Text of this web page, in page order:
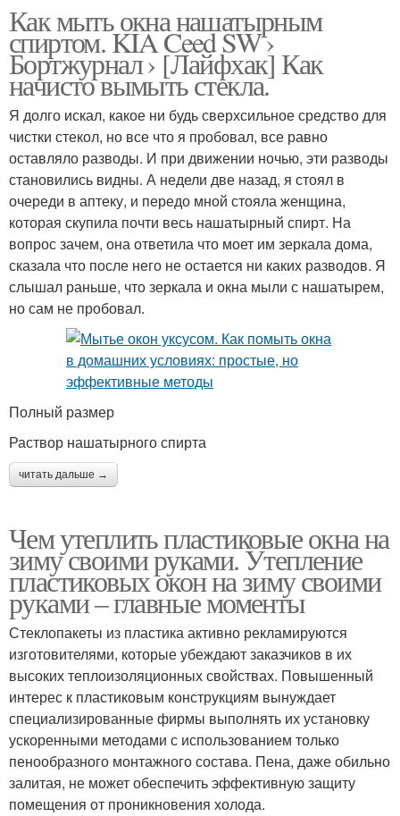
Как мыть окна нашатырным
спиртом. KIA Ceed SW ›
Бортжурнал › [Лайфхак] Как
начисто вымыть стекла.
Я долго искал, какое ни будь сверхсильное средство для
чистки стекол, но все что я пробовал, все равно
оставляло разводы. И при движении ночью, эти разводы
становились видны. А недели две назад, я стоял в
очереди в аптеку, и передо мной стояла женщина,
которая скупила почти весь нашатырный спирт. На
вопрос зачем, она ответила что моет им зеркала дома,
сказала что после него не остается ни каких разводов. Я
слышал раньше, что зеркала и окна мыли с нашатырем,
но сам не пробовал.
Полный размер
Раствор нашатырного спирта
читать дальше →
Чем утеплить пластиковые окна на
зиму своими руками. Утепление
пластиковых окон на зиму своими
руками – главные моменты
Стеклопакеты из пластика активно рекламируются
изготовителями, которые убеждают заказчиков в их
высоких теплоизоляционных свойствах. Повышенный
интерес к пластиковым конструкциям вынуждает
специализированные фирмы выполнять их установку
ускоренными методами с использованием только
пенообразного монтажного состава. Пена, даже обильно
залитая, не может обеспечить эффективную защиту
помещения от проникновения холода.